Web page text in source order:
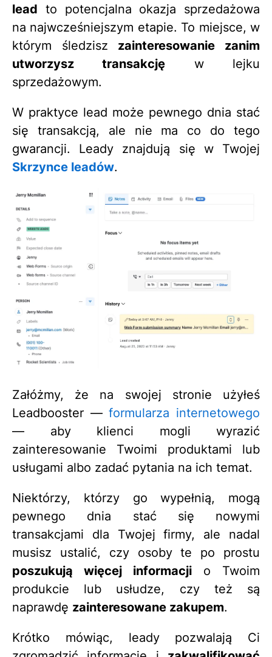
lead to potencjalna okazja sprzedażowa
na najwcześniejszym etapie. To miejsce, w
którym śledzisz zainteresowanie zanim
utworzysz transakcję w lejku
sprzedażowym.
W praktyce lead może pewnego dnia stać
się transakcją, ale nie ma co do tego
gwarancji. Leady znajdują się w Twojej
Skrzynce leadów.
Załóżmy, że na swojej stronie użyłeś
Leadbooster —formularza internetowego
— aby klienci mogli wyrazić
zainteresowanie Twoimi produktami lub
usługami albo zadać pytania na ich temat.
Niektórzy, którzy go wypełnią, mogą
pewnego dnia stać się nowymi
transakcjami dla Twojej firmy, ale nadal
musisz ustalić, czy osoby te po prostu
poszukują więcej informacji o Twoim
produkcie lub usłudze, czy też są
naprawdę zainteresowane zakupem.
Krótko mówiąc, leady pozwalają Ci